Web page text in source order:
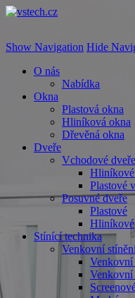
Show Navigation Hide
O nás
Nabídka
Okna
Plastová okna
Hliníková okna
Dřevěná okna
Dveře
Vchodové dveře
Hliníkové
Plastové
Posuvné dveře
Plastové
Hliníkové
Stínící technika
Venkovní
Venkovní